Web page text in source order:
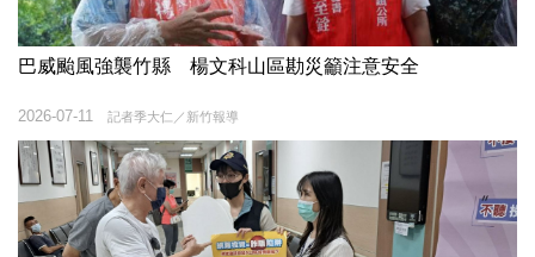
巴威颱風強襲竹縣 楊文科山區勘災籲注意安全
記者季大仁／新竹報導
2026-07-11